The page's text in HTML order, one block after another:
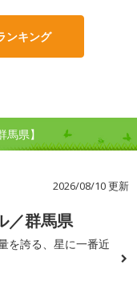
ンキング
県】
2026/08/10 更新
／群馬県
を誇る、星に一番近